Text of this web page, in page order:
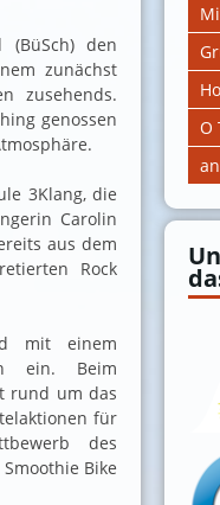
O
(BüSch) den
zunächst
zusehends.
genossen
3Klang, die
Carolin
aus dem
Rock
mit einem
ein. Beim
rund um das
für
des
Bike